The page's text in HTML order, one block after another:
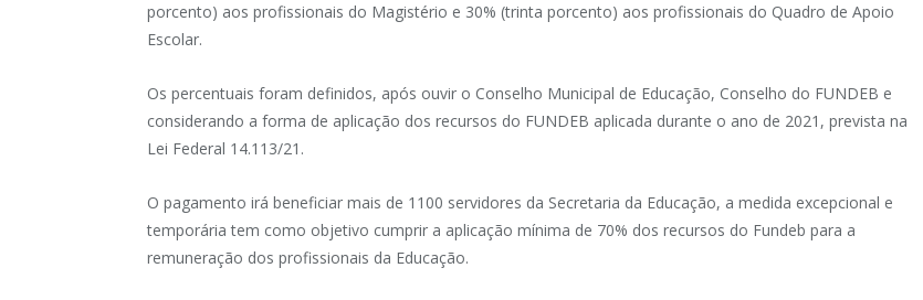
porcento) aos profissionais do Magistério e 30% (trinta porcento) aos profissionais do Quadro de Apoio
Escolar.
Os percentuais foram definidos, após ouvir o Conselho Municipal de Educação, Conselho do FUNDEB e
considerando a forma de aplicação dos recursos do FUNDEB aplicada durante o ano de 2021, prevista na
Lei Federal 14.113/21.
O pagamento irá beneficiar mais de 1100 servidores da Secretaria da Educação, a medida excepcional e
temporária tem como objetivo cumprir a aplicação mínima de 70% dos recursos do Fundeb para a
remuneração dos profissionais da Educação.